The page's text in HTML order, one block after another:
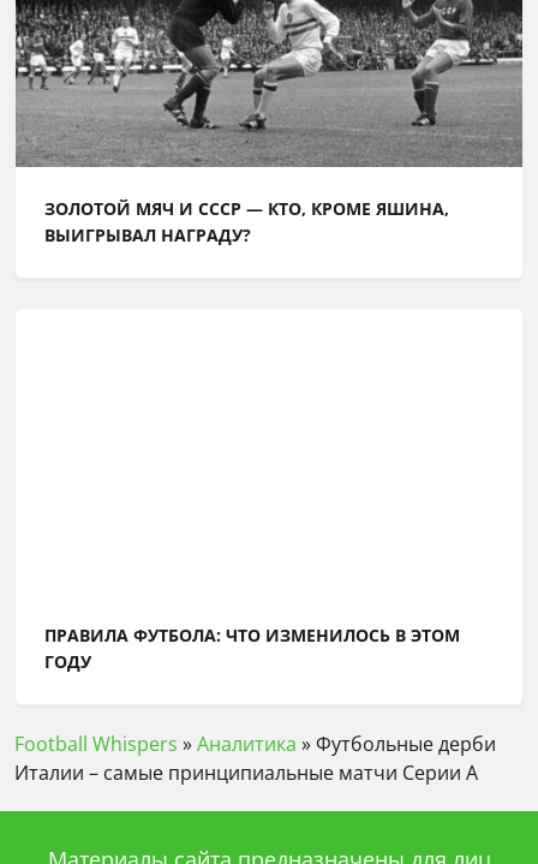
ЗОЛОТОЙ МЯЧ И СССР — КТО, КРОМЕ ЯШИНА,
ВЫИГРЫВАЛ НАГРАДУ?
ПРАВИЛА ФУТБОЛА: ЧТО ИЗМЕНИЛОСЬ В ЭТОМ
ГОДУ
Football Whispers »Аналитика »Футбольные дерби
Италии – самые принципиальные матчи Серии А